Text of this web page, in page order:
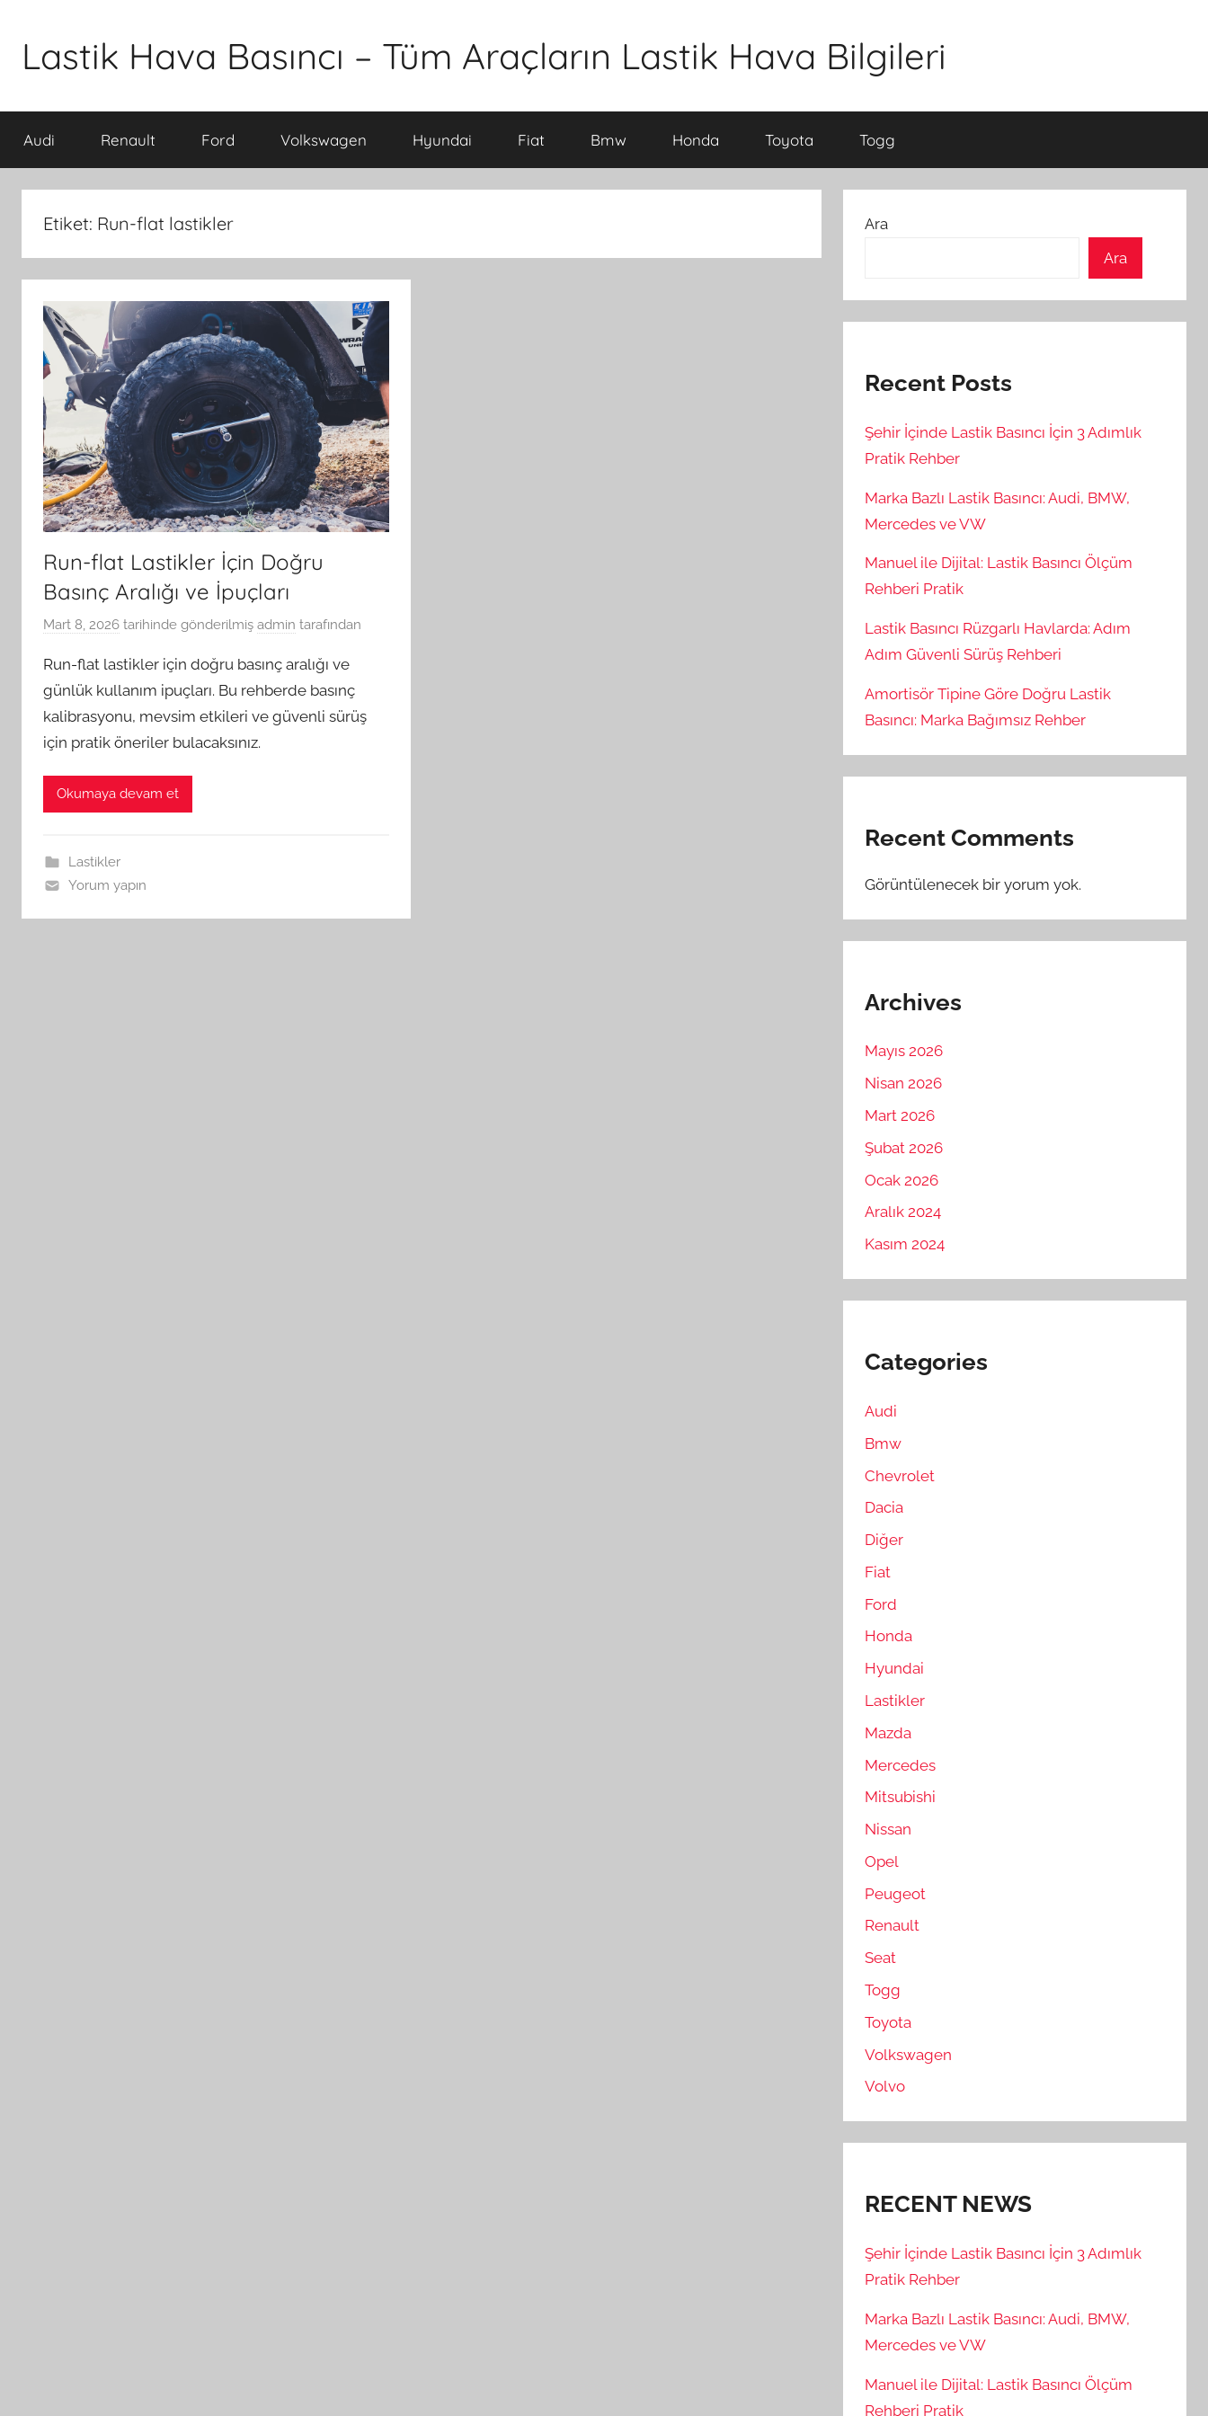
Lastik Hava Basıncı – Tüm Araçların Lastik Hava Bilgileri
Audi Renault Ford Volkswagen Hyundai Fiat Bmw Honda Toyota Togg
Etiket: Run-flat lastikler
Run-flat Lastikler İçin Doğru
Basınç Aralığı ve İpuçları
Mart 8, 2026 tarihinde gönderilmiş admin tarafından
Run-flat lastikler için doğru basınç aralığı ve
günlük kullanım ipuçları. Bu rehberde basınç
kalibrasyonu, mevsim etkileri ve güvenli sürüş
için pratik öneriler bulacaksınız.
Okumaya devam et
Lastikler
Yorum yapın
Ara
Ara
Recent Posts
Şehir İçinde Lastik Basıncı İçin 3 Adımlık
Pratik Rehber
Marka Bazlı Lastik Basıncı: Audi, BMW,
Mercedes ve VW
Manuel ile Dijital: Lastik Basıncı Ölçüm
Rehberi Pratik
Lastik Basıncı Rüzgarlı Havlarda: Adım
Adım Güvenli Sürüş Rehberi
Amortisör Tipine Göre Doğru Lastik
Basıncı: Marka Bağımsız Rehber
Recent Comments
Görüntülenecek bir yorum yok.
Archives
Mayıs 2026
Nisan 2026
Mart 2026
Şubat 2026
Ocak 2026
Aralık 2024
Kasım 2024
Categories
Audi
Bmw
Chevrolet
Dacia
Diğer
Fiat
Ford
Honda
Hyundai
Lastikler
Mazda
Mercedes
Mitsubishi
Nissan
Opel
Peugeot
Renault
Seat
Togg
Toyota
Volkswagen
Volvo
RECENT NEWS
Şehir İçinde Lastik Basıncı İçin 3 Adımlık
Pratik Rehber
Marka Bazlı Lastik Basıncı: Audi, BMW,
Mercedes ve VW
Manuel ile Dijital: Lastik Basıncı Ölçüm
Rehberi Pratik